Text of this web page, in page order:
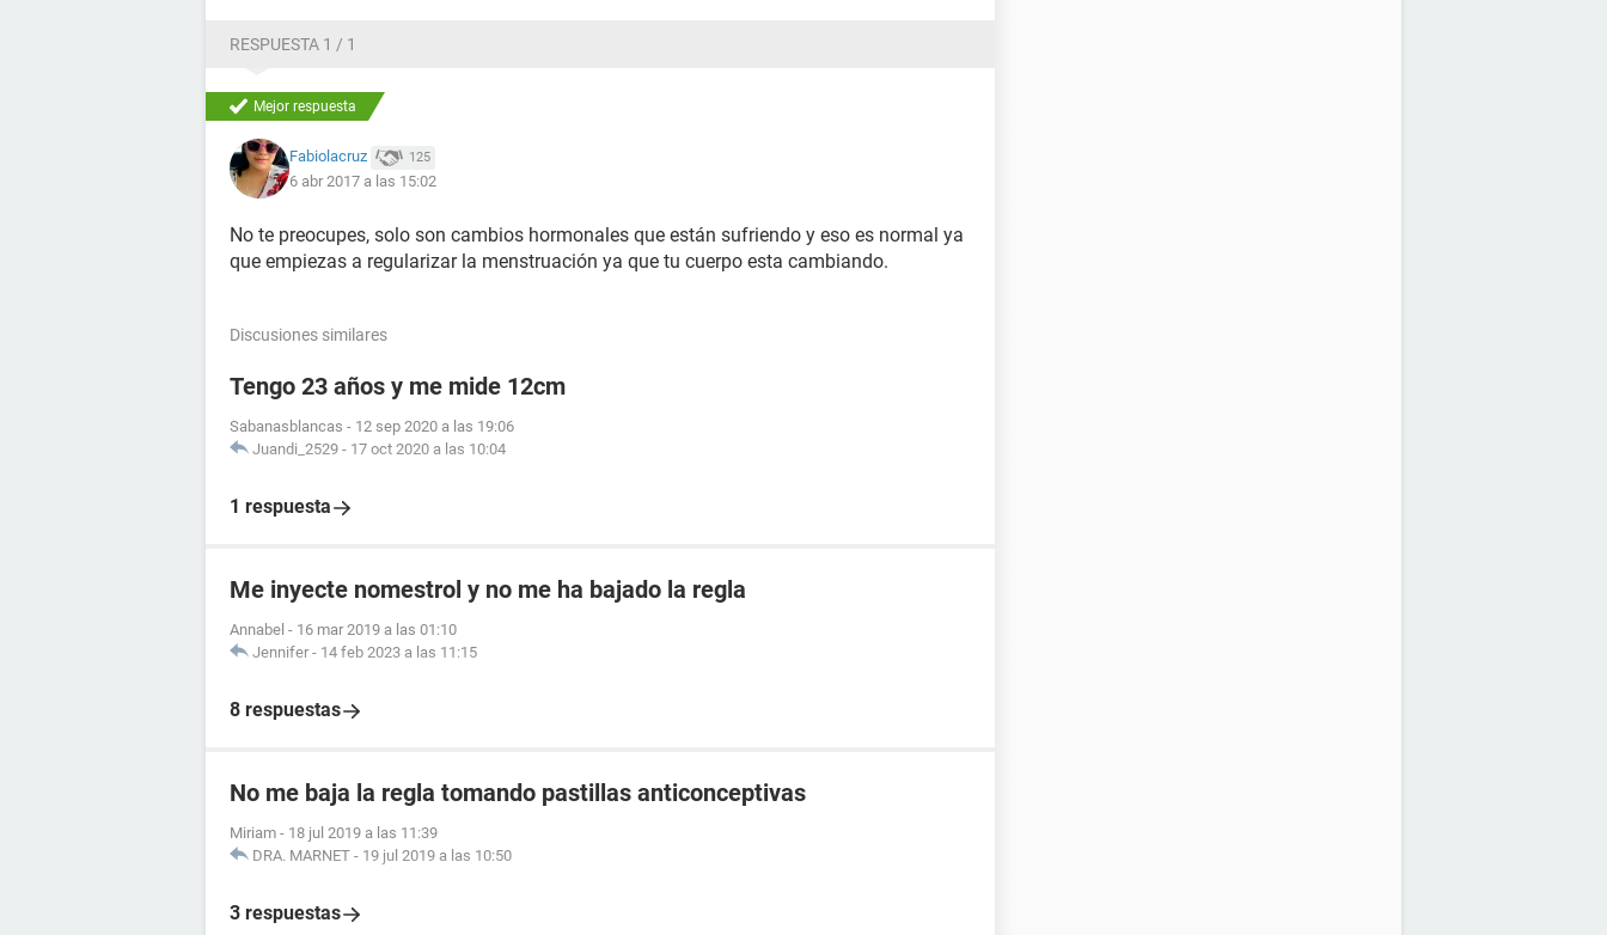
RESPUESTA 1 / 1
Mejor respuesta
Fabiolacruz 125
6 abr 2017 a las 15:02
No te preocupes, solo son cambios hormonales que están sufriendo y eso es normal ya
que empiezas a regularizar la menstruación ya que tu cuerpo esta cambiando.
Discusiones similares
Tengo 23 años y me mide 12cm
Sabanasblancas - 12 sep 2020 a las 19:06
Juandi_2529 - 17 oct 2020 a las 10:04
1 respuesta
Me inyecte nomestrol y no me ha bajado la regla
Annabel - 16 mar 2019 a las 01:10
Jennifer - 14 feb 2023 a las 11:15
8 respuestas
No me baja la regla tomando pastillas anticonceptivas
Miriam - 18 jul 2019 a las 11:39
DRA. MARNET - 19 jul 2019 a las 10:50
3 respuestas